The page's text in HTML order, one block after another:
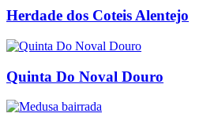
Herdade dos Coteis Alentejo
Quinta Do Noval Douro